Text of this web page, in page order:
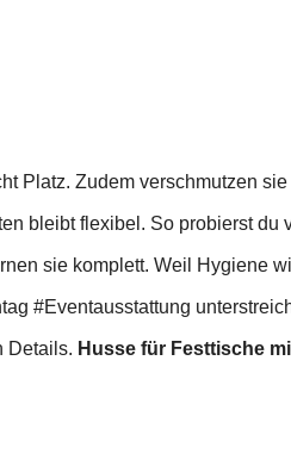
Platz. Zudem verschmutzen
bleibt flexibel. So probierst
sie komplett. Weil Hygiene
#Eventausstattung
Details. Husse für Festtische